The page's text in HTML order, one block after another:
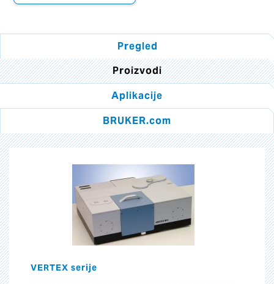
Pregled
Proizvodi
Aplikacije
BRUKER.com
VERTEX serije